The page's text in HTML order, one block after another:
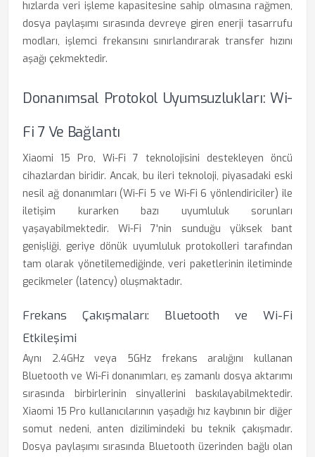
hızlarda veri işleme kapasitesine sahip olmasına rağmen,
dosya paylaşımı sırasında devreye giren enerji tasarrufu
modları, işlemci frekansını sınırlandırarak transfer hızını
aşağı çekmektedir.
Donanımsal Protokol Uyumsuzlukları: Wi-
Fi 7 Ve Bağlantı
Xiaomi 15 Pro, Wi-Fi 7 teknolojisini destekleyen öncü
cihazlardan biridir. Ancak, bu ileri teknoloji, piyasadaki eski
nesil ağ donanımları (Wi-Fi 5 ve Wi-Fi 6 yönlendiriciler) ile
iletişim kurarken bazı uyumluluk sorunları
yaşayabilmektedir. Wi-Fi 7'nin sunduğu yüksek bant
genişliği, geriye dönük uyumluluk protokolleri tarafından
tam olarak yönetilemediğinde, veri paketlerinin iletiminde
gecikmeler (latency) oluşmaktadır.
Frekans Çakışmaları: Bluetooth ve Wi-Fi
Etkileşimi
Aynı 2.4GHz veya 5GHz frekans aralığını kullanan
Bluetooth ve Wi-Fi donanımları, eş zamanlı dosya aktarımı
sırasında birbirlerinin sinyallerini baskılayabilmektedir.
Xiaomi 15 Pro kullanıcılarının yaşadığı hız kaybının bir diğer
somut nedeni, anten dizilimindeki bu teknik çakışmadır.
Dosya paylaşımı sırasında Bluetooth üzerinden bağlı olan